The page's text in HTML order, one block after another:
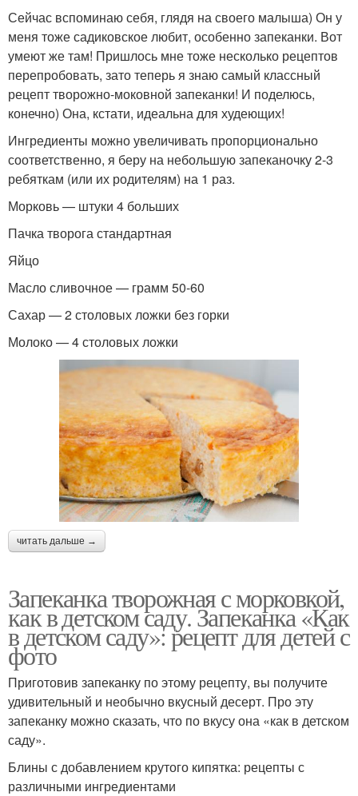
Сейчас вспоминаю себя, глядя на своего малыша) Он у
меня тоже садиковское любит, особенно запеканки. Вот
умеют же там! Пришлось мне тоже несколько рецептов
перепробовать, зато теперь я знаю самый классный
рецепт творожно-моковной запеканки! И поделюсь,
конечно) Она, кстати, идеальна для худеющих!
Ингредиенты можно увеличивать пропорционально
соответственно, я беру на небольшую запеканочку 2-3
ребяткам (или их родителям) на 1 раз.
Морковь — штуки 4 больших
Пачка творога стандартная
Яйцо
Масло сливочное — грамм 50-60
Сахар — 2 столовых ложки без горки
Молоко — 4 столовых ложки
читать дальше →
Запеканка творожная с морковкой,
как в детском саду. Запеканка «Как
в детском саду»: рецепт для детей с
фото
Приготовив запеканку по этому рецепту, вы получите
удивительный и необычно вкусный десерт. Про эту
запеканку можно сказать, что по вкусу она «как в детском
саду».
Блины с добавлением крутого кипятка: рецепты с
различными ингредиентами